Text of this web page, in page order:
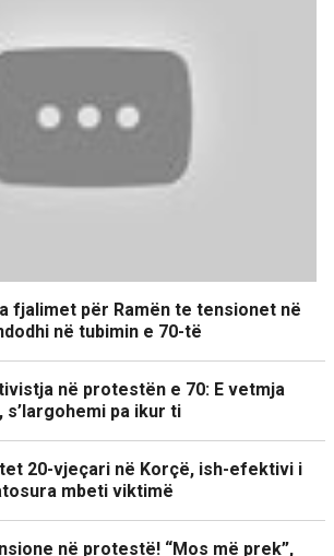
fjalimet për Ramën te tensionet në
në tubimin e 70-të
në protestën e 70: E vetmja
s’largohemi pa ikur ti
20-vjeçari në Korçë, ish-efektivi i
mbeti viktimë
në protestë! “Mos më prek”,